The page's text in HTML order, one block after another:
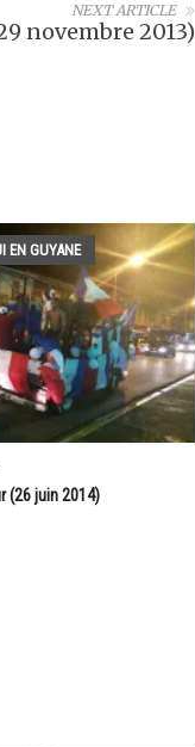
NEXT ARTICLE
novembre 2013)
EN GUYANE
(26 juin 2014)